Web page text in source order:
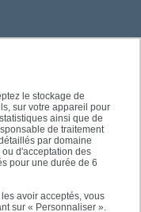
le stockage de
sur votre appareil pour
ainsi que de
de traitement
par domaine
d'acceptation des
pour une durée de 6
avoir acceptés, vous
sur « Personnaliser ».